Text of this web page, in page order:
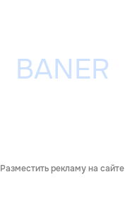
Разместить рекламу на сайте